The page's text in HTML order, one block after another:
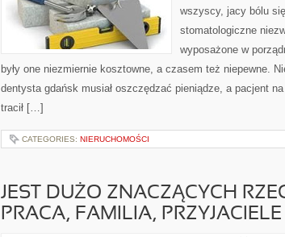
wszyscy, jacy bólu
stomatologiczne
wyposażone w
były one niezmiernie kosztowne, a czasem też niepewne.
dentysta gdańsk musiał oszczędzać pieniądze, a pacjent
tracił […]
CATEGORIES: NIERUCHOMOŚCI
JEST DUŻO ZNACZĄCYCH
PRACA, FAMILIA, PRZYJACIELE